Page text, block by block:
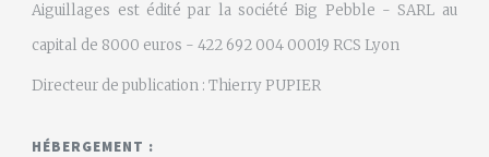
Aiguillages est édité par la société Big Pebble - SARL au
capital de 8000 euros - 422 692 004 00019 RCS Lyon
Directeur de publication : Thierry PUPIER
HÉBERGEMENT :